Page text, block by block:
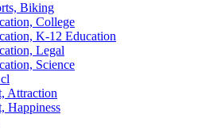
Biking
College
K-12 Education
Legal
Science
Attraction
Happiness